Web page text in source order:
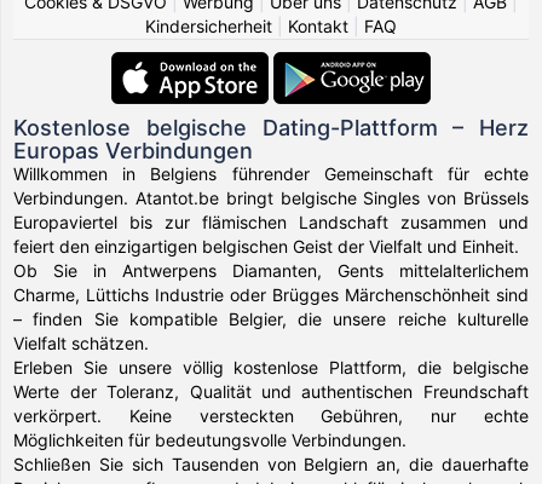
Kindersicherheit
Kontakt FAQ
Kostenlose belgische Dating-Plattform – Herz
Europas Verbindungen
Willkommen in Belgiens führender Gemeinschaft für echte
Verbindungen. Atantot.be bringt belgische Singles von Brüssels
Europaviertel bis zur flämischen Landschaft zusammen und
feiert den einzigartigen belgischen Geist der Vielfalt und Einheit.
Ob Sie in Antwerpens Diamanten, Gents mittelalterlichem
Charme, Lüttichs Industrie oder Brügges Märchenschönheit sind
– finden Sie kompatible Belgier, die unsere reiche kulturelle
Vielfalt schätzen.
Erleben Sie unsere völlig kostenlose Plattform, die belgische
Werte der Toleranz, Qualität und authentischen Freundschaft
verkörpert. Keine versteckten Gebühren, nur echte
Möglichkeiten für bedeutungsvolle Verbindungen.
Schließen Sie sich Tausenden von Belgiern an, die dauerhafte